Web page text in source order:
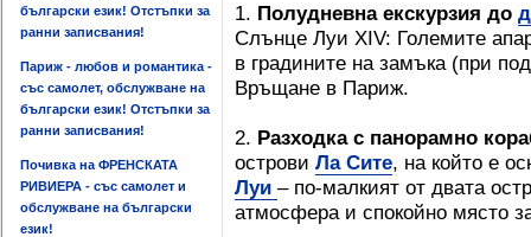
български език! Отстъпки за
ранни записвания!
Париж - любов и романтика -
със самолет, обслужване на
български език! Отстъпки за
ранни записвания!
Почивка на ФРЕНСКАТА
РИВИЕРА - със самолет и
обслужване на български
език!
1. Полудневна екскурзия до
Слънце Луи ХІV: Големите
в градините на замъка (при
Връщане в Париж.
2. Разходка с панорамно
острови Ла Сите, на който е
Луи – по-малкият от двата
атмосфера и спокойно място